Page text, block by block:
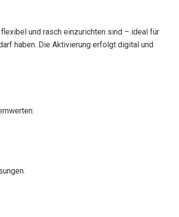
und rasch einzurichten sind – ideal für
haben. Die Aktivierung erfolgt digital und